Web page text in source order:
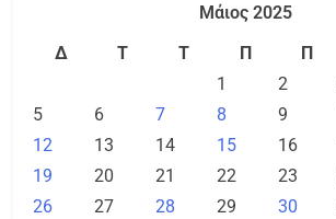
Μάιος 2025
Δ
Τ Τ Π Π
1
2
5
6 7 8 9
12
13 14 15 16
19
20 21 22 23
26
27 28 29 30